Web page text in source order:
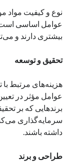
سپتامبر 2024
آگوست 2024
جولای 2024
می 2024
مارس 2024
فوریه 2024
ژانویه 2024
دسامبر 2023
نوامبر 2023
سپتامبر 2023
نوع و کیفیت مواد
عوامل اساسی است.
بیشتری دارند و
تحقیق و توسعه
عوامل مؤثر در
برندهایی که بر
سرمایه‌گذاری
داشته باشند.
طراحی و برند